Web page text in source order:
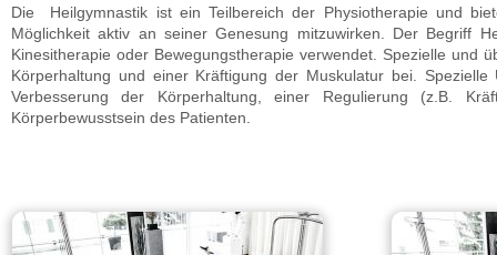
Die Heilgymnastik ist ein Teilbereich der Physiotherapie und
Möglichkeit aktiv an seiner Genesung mitzuwirken. Der Begriff
Kinesitherapie oder Bewegungstherapie verwendet. Spezielle und
Körperhaltung und einer Kräftigung der Muskulatur bei.
Verbesserung der Körperhaltung, einer Regulierung (z.B.
Körperbewusstsein des Patienten.